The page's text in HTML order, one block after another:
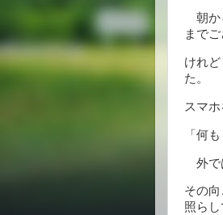
朝か
までご
けれ
た。
スマ
「何
外で
その
照らし